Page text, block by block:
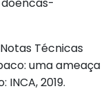
Notas Técnicas
uma ameaça
2019.